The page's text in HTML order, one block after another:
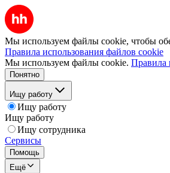
Мы используем файлы cookie, чтобы
Правила использования файлов cookie
Мы используем файлы cookie. Правила
Понятно
Ищу работу
Ищу работу
Ищу работу
Ищу сотрудника
Сервисы
Помощь
Ещё